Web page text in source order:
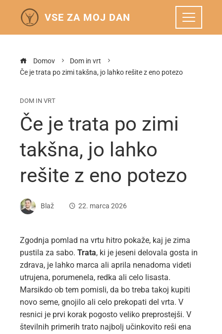
VSE ZA MOJ DAN
Domov
Dom in vrt
Če je trata po zimi takšna, jo lahko rešite z eno potezo
DOM IN VRT
Če je trata po zimi
takšna, jo lahko
rešite z eno potezo
Blaž 22. marca 2026
Zgodnja pomlad na vrtu hitro pokaže, kaj je zima
pustila za sabo. Trata, ki je jeseni delovala gosta in
zdrava, je lahko marca ali aprila nenadoma videti
utrujena, porumenela, redka ali celo lisasta.
Marsikdo ob tem pomisli, da bo treba takoj kupiti
novo seme, gnojilo ali celo prekopati del vrta. V
resnici je prvi korak pogosto veliko preprostejši. V
številnih primerih trato najbolj učinkovito reši ena